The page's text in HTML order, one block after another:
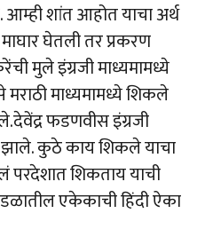
शांत आहोत याचा अर्थ
घेतली तर प्रकरण
मुले इंग्रजी माध्यमामध्ये
माध्यमामध्ये शिकले
फडणवीस इंग्रजी
झाले. कुठे काय शिकले याचा
शिकताय याची
एकेकाची हिंदी ऐका